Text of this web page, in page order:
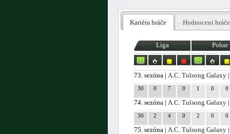
Kariéra hráče Hodnocení hráče
Liga Pohar
73. sezóna | A.C. Tulsong Galaxy
30 0 7 0 1 0 0
74. sezóna | A.C. Tulsong Galaxy
30 2 4 0 2 0 0
75. sezóna | A.C. Tulsong Galaxy